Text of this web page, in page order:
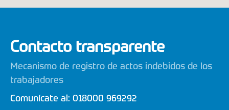
Contacto transparente
Mecanismo de registro de actos indebidos de los
trabajadores
Comunícate al: 018000 969292